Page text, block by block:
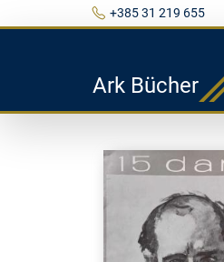
+385 31 219 655
Ark Bücher